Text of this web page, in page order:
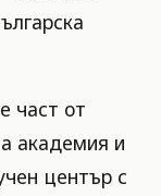
част от
академия и
център с